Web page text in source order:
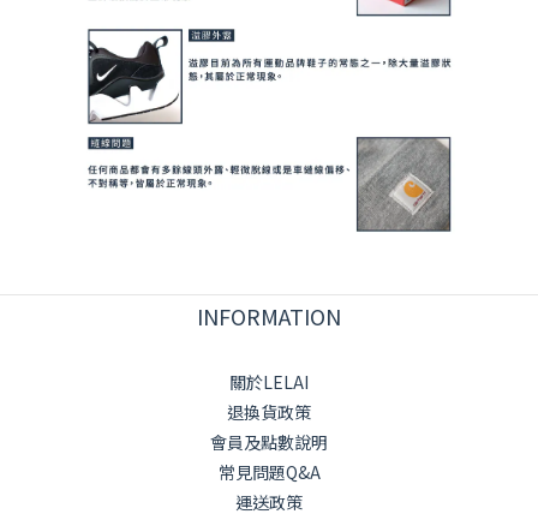
INFORMATION
關於LELAI
退換貨政策
會員及點數說明
常見問題Q&A
運送政策